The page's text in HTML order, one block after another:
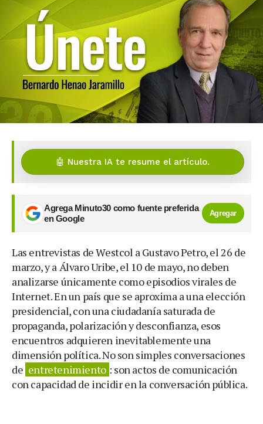
🤖 Nuestra IA te resume el artículo.
Agrega Minuto30 como fuente preferida
en Google
Agregar
Las entrevistas de Westcol a Gustavo Petro, el 26 de
marzo, y a Álvaro Uribe, el 10 de mayo, no deben
analizarse únicamente como episodios virales de
Internet. En un país que se aproxima a una elección
presidencial, con una ciudadanía saturada de
propaganda, polarización y desconfianza, esos
encuentros adquieren inevitablemente una
dimensión política. No son simples conversaciones
de entretenimiento : son actos de comunicación
con capacidad de incidir en la conversación pública.